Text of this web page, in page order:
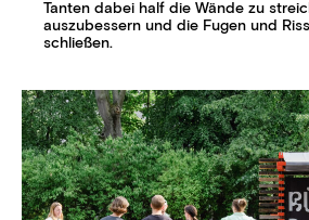
Tanten dabei half die Wände zu
auszubessern und die Fugen und
schließen.